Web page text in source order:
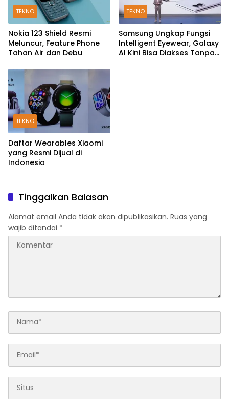
TEKNO
Nokia 123 Shield Resmi
Meluncur, Feature Phone
Tahan Air dan Debu
TEKNO
Samsung Ungkap Fungsi
Intelligent Eyewear, Galaxy
AI Kini Bisa Diakses Tanpa
TEKNO
Daftar Wearables Xiaomi
yang Resmi Dijual di
Indonesia
Tinggalkan Balasan
Alamat email Anda tidak akan dipublikasikan. Ruas yang
wajib ditandai *